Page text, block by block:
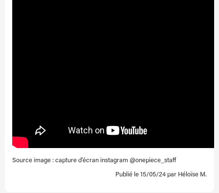
Source image : capture d’écran instagram @onepiece_staff
Publié le 15/05/24 par Héloïse M.